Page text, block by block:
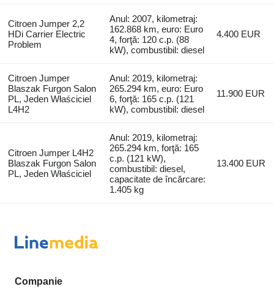
Citroen Jumper 2,2
HDi Carrier Electric
Problem
Anul: 2007, kilometraj:
162.868 km, euro: Euro
4, forţă: 120 c.p. (88
kW), combustibil: diesel
4.400 EUR
Citroen Jumper
Blaszak Furgon Salon
PL, Jeden Właściciel
L4H2
Anul: 2019, kilometraj:
265.294 km, euro: Euro
6, forţă: 165 c.p. (121
kW), combustibil: diesel
11.900 EUR
Citroen Jumper L4H2
Blaszak Furgon Salon
PL, Jeden Właściciel
Anul: 2019, kilometraj:
265.294 km, forţă: 165
c.p. (121 kW),
combustibil: diesel,
capacitate de încărcare:
1.405 kg
13.400 EUR
Companie